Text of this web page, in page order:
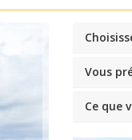
Vous
Ce que